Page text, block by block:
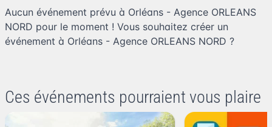
Aucun événement prévu à Orléans - Agence ORLEANS
NORD pour le moment ! Vous souhaitez créer un
événement à Orléans - Agence ORLEANS NORD ?
Ces événements pourraient vous plaire